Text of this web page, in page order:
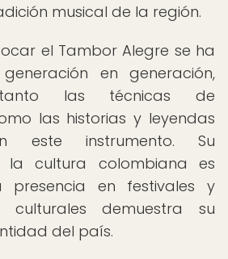
musical de la región.
el Tambor Alegre se ha
en generación,
tanto las técnicas de
las historias y leyendas
este instrumento. Su
la cultura colombiana es
presencia en festivales y
culturales demuestra su
del país.